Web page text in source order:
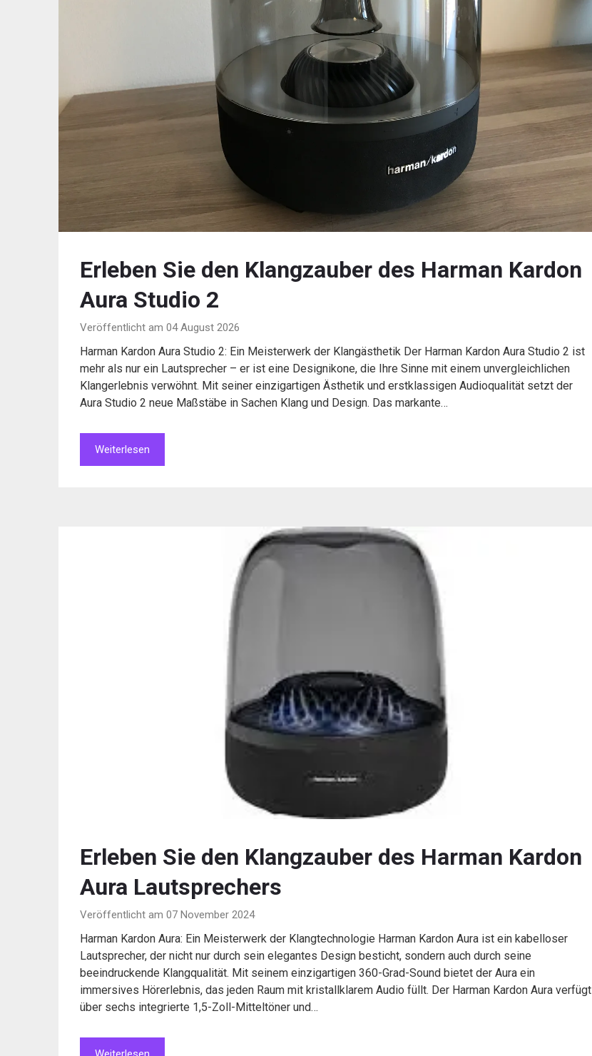
Erleben Sie den Klangzauber des Harman Kardon
Aura Studio 2
Veröffentlicht am 04 August 2026
Harman Kardon Aura Studio 2: Ein Meisterwerk der Klangästhetik Der Harman Kardon Aura Studio 2 ist
mehr als nur ein Lautsprecher – er ist eine Designikone, die Ihre Sinne mit einem unvergleichlichen
Klangerlebnis verwöhnt. Mit seiner einzigartigen Ästhetik und erstklassigen Audioqualität setzt der
Aura Studio 2 neue Maßstäbe in Sachen Klang und Design. Das markante…
Weiterlesen
Erleben Sie den Klangzauber des Harman Kardon
Aura Lautsprechers
Veröffentlicht am 07 November 2024
Harman Kardon Aura: Ein Meisterwerk der Klangtechnologie Harman Kardon Aura ist ein kabelloser
Lautsprecher, der nicht nur durch sein elegantes Design besticht, sondern auch durch seine
beeindruckende Klangqualität. Mit seinem einzigartigen 360-Grad-Sound bietet der Aura ein
immersives Hörerlebnis, das jeden Raum mit kristallklarem Audio füllt. Der Harman Kardon Aura verfügt
über sechs integrierte 1,5-Zoll-Mitteltöner und…